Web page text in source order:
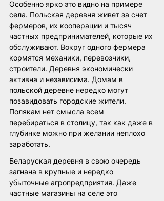
Особенно ярко это видно на примере
села. Польская деревня живет за счет
фермеров, их кооперации и тысяч
частных предпринимателей, которые их
обслуживают. Вокруг одного фермера
кормятся механики, перевозчики,
строители. Деревня экономически
активна и независима. Домам в
польской деревне нередко могут
позавидовать городские жители.
Полякам нет смысла всем
перебираться в столицу, так как даже в
глубинке можно при желании неплохо
заработать.
Беларуская деревня в свою очередь
загнана в крупные и нередко
убыточные агропредприятия. Даже
частные магазины на селе это